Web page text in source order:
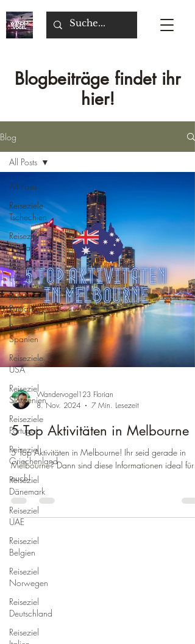
Blogbeiträge findet ihr
hier!
Blog
All Posts
Reiseziele
Tschechien
Reiseziel
Malta
Reiseziele
Hessen
Reiseziele
Rumänien
Reiseziel
Spanien
Reiseziele
USA
Reiseziel
Slowenien
Reiseziele
Portugal
Reiseziel
Griechenland
Reiseziel
Dänemark
Reiseziel
UAE
Reiseziel
Belgien
Reiseziel
Norwegen
Reiseziel
Deutschland
Reiseziel
All Posts
Wandervogel123 Florian
8. Nov. 2024
7 Min. Lesezeit
5 Top Aktivitäten in Melbourne
5 Top Aktivitäten in Melbourne! Ihr seid gerade in
Melbourne? Dann sind diese Informationen ideal für
euch!